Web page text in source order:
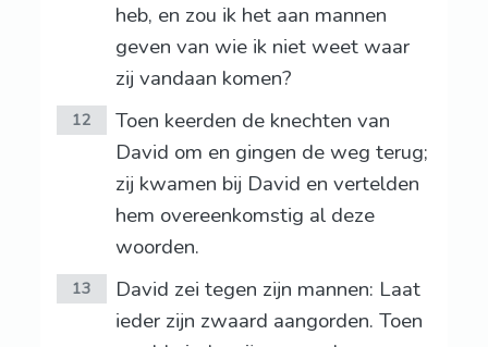
heb, en zou ik het aan mannen
geven van wie ik niet weet waar
zij vandaan komen?
12
Toen keerden de knechten van
David om en gingen de weg terug;
zij kwamen bij David en vertelden
hem overeenkomstig al deze
woorden.
13
David zei tegen zijn mannen: Laat
ieder zijn zwaard aangorden. Toen